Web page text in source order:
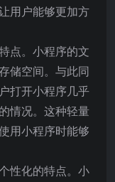
用户能够更加方
点。小程序的文
储空间。与此同
打开小程序几乎
情况。这种轻量
用小程序时能够
性化的特点。小